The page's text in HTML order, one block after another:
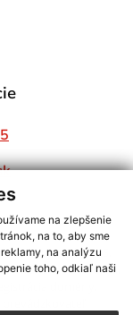
na zlepšenie
na to, aby sme
na analýzu
toho, odkiaľ naši
s využitím RSS
stránok,web portál
domény